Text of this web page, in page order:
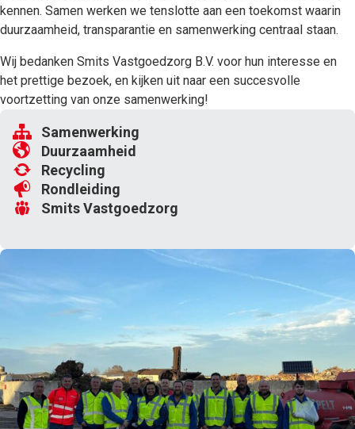
kennen. Samen werken we tenslotte aan een toekomst waarin
duurzaamheid, transparantie en samenwerking centraal staan.
Wij bedanken Smits Vastgoedzorg B.V. voor hun interesse en
het prettige bezoek, en kijken uit naar een succesvolle
voortzetting van onze samenwerking!
Samenwerking
Duurzaamheid
Recycling
Rondleiding
Smits Vastgoedzorg